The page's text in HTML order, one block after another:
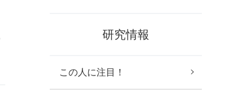
研究情報
この人に注目！